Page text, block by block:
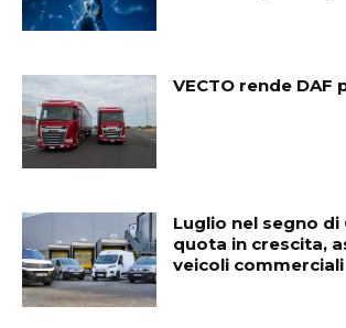
VECTO rende DAF
Luglio nel segno di
quota in crescita,
veicoli commerciali